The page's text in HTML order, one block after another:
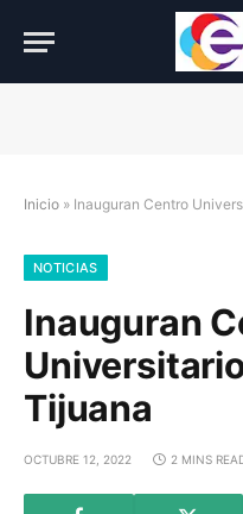
Inicio » Inauguran Centro
NOTICIAS
Inauguran
Tijuana
OCTUBRE 12, 2022 2 MINS